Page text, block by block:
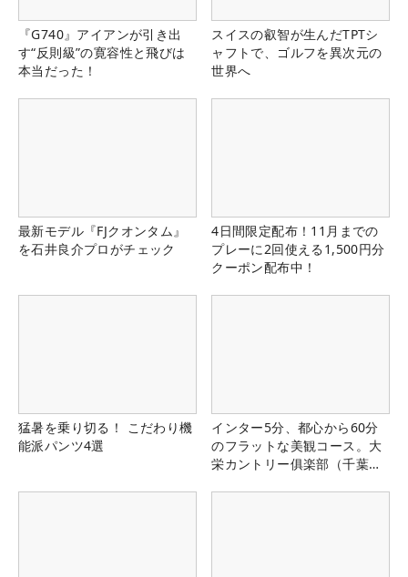
『G740』アイアンが引き出
す“反則級”の寛容性と飛びは
本当だった！
スイスの叡智が生んだTPTシ
ャフトで、ゴルフを異次元の
世界へ
最新モデル『FJクオンタム』
を石井良介プロがチェック
4日間限定配布！11月までの
プレーに2回使える1,500円分
クーポン配布中！
猛暑を乗り切る！ こだわり機
能派パンツ4選
インター5分、都心から60分
のフラットな美観コース。大
栄カントリー俱楽部（千葉